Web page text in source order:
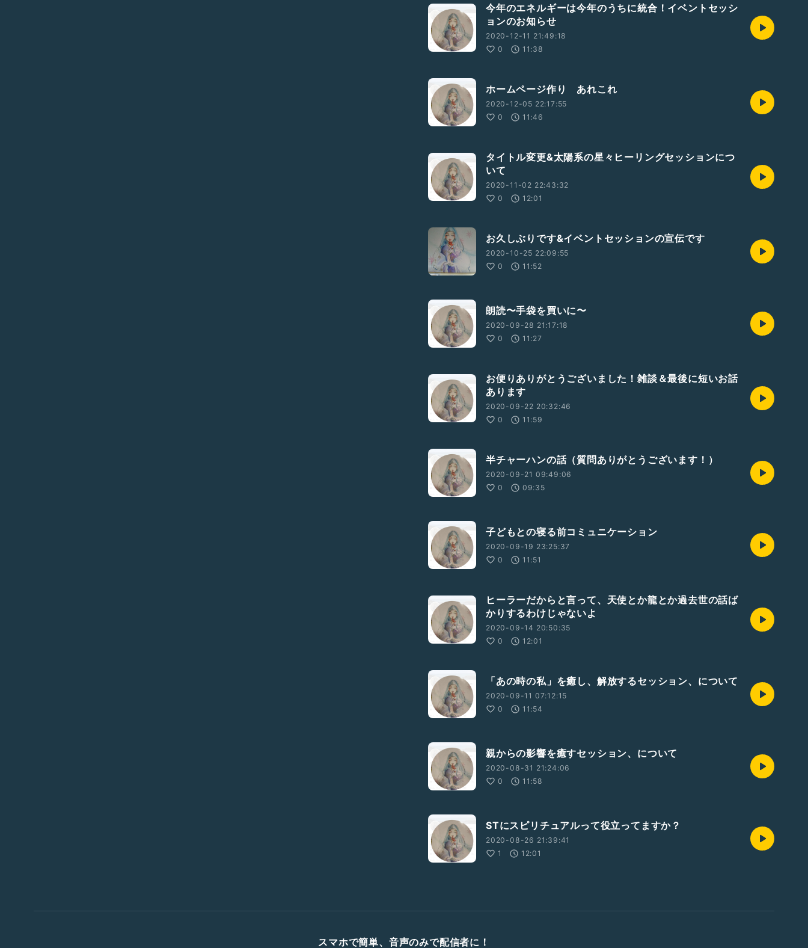
今年のエネルギーは今年のうちに統合！イベントセッシ
ョンのお知らせ
2020-12-11 21:49:18
0
11:38
ホームページ作り あれこれ
2020-12-05 22:17:55
0
11:46
タイトル変更&太陽系の星々ヒーリングセッションにつ
いて
2020-11-02 22:43:32
0
12:01
お久しぶりです&イベントセッションの宣伝です
2020-10-25 22:09:55
0
11:52
朗読〜手袋を買いに〜
2020-09-28 21:17:18
0
11:27
お便りありがとうございました！雑談＆最後に短いお話
あります
2020-09-22 20:32:46
0
11:59
半チャーハンの話（質問ありがとうございます！）
2020-09-21 09:49:06
0
09:35
子どもとの寝る前コミュニケーション
2020-09-19 23:25:37
0
11:51
ヒーラーだからと言って、天使とか龍とか過去世の話ば
かりするわけじゃないよ
2020-09-14 20:50:35
0
12:01
「あの時の私」を癒し、解放するセッション、について
2020-09-11 07:12:15
0
11:54
親からの影響を癒すセッション、について
2020-08-31 21:24:06
0
11:58
STにスピリチュアルって役立ってますか？
2020-08-26 21:39:41
1
12:01
スマホで簡単、音声のみで配信者に！